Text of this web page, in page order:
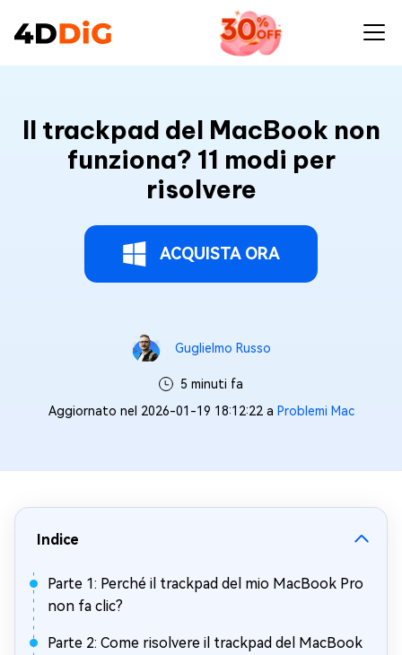
Il trackpad del MacBook non
funziona? 11 modi per
risolvere
ACQUISTA ORA
Guglielmo Russo
5 minuti fa
Aggiornato nel 2026-01-19 18:12:22 a Problemi Mac
Indice
Parte 1: Perché il trackpad del mio MacBook Pro
non fa clic?
Parte 2: Come risolvere il trackpad del MacBook